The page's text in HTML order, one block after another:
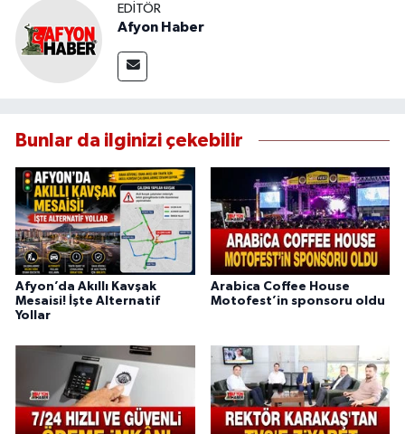
EDITÖR
Afyon Haber
Bunlar da ilginizi çekebilir
Afyon’da Akıllı Kavşak
Mesaisi! İşte Alternatif
Yollar
Arabica Coffee House
Motofest’in sponsoru oldu